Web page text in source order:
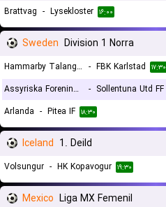
Brattvag - Lysekloster ۱۶:۰۰
Sweden Division 1 Norra
Hammarby Talang Ff - FBK Karlstad ۱۷:۳۰
Assyriska Foreningen
- Sollentuna Utd FF
Arlanda - Pitea IF ۱۸:۳۰
Iceland 1. Deild
Volsungur - HK Kopavogur ۱۹:۳۰
Mexico Liga MX Femenil